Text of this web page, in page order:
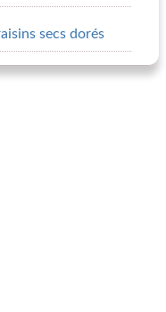
secs dorés